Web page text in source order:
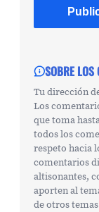
SOBRE LOS
Tu dirección
Los
que toma
todos los
respeto hacia
comentarios
altisonantes,
aporten al
de otros